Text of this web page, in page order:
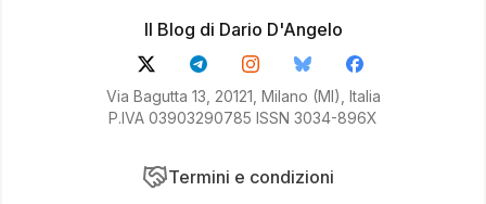
Termini e condizioni
Il Blog di Dario D'Angelo
Via Bagutta 13, 20121, Milano (MI), Italia
P.IVA 03903290785 ISSN 3034-896X